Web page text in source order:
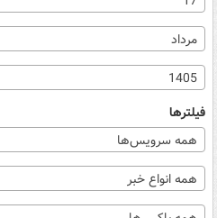
مرداد
1405
فیلترها
همه سرویس‌ها
همه انواع خبر